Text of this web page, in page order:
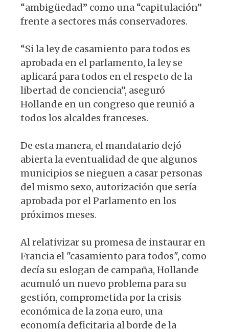
“ambigüedad” como una “capitulación”
frente a sectores más conservadores.
“Si la ley de casamiento para todos es
aprobada en el parlamento, la ley se
aplicará para todos en el respeto de la
libertad de conciencia”, aseguró
Hollande en un congreso que reunió a
todos los alcaldes franceses.
De esta manera, el mandatario dejó
abierta la eventualidad de que algunos
municipios se nieguen a casar personas
del mismo sexo, autorización que sería
aprobada por el Parlamento en los
próximos meses.
Al relativizar su promesa de instaurar en
Francia el "casamiento para todos", como
decía su eslogan de campaña, Hollande
acumuló un nuevo problema para su
gestión, comprometida por la crisis
económica de la zona euro, una
economía deficitaria al borde de la